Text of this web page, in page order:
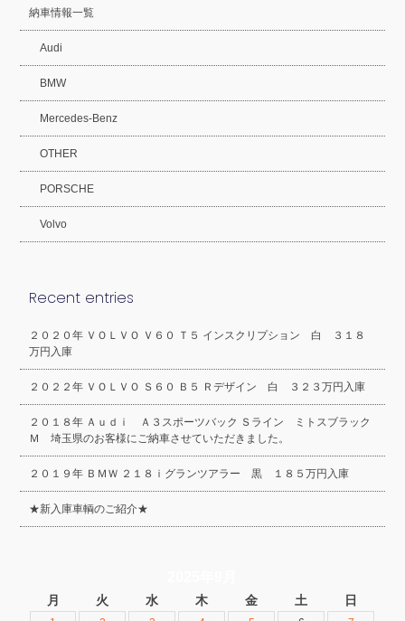
納車情報一覧
Audi
BMW
Mercedes-Benz
OTHER
PORSCHE
Volvo
Recent entries
２０２０年 ＶＯＬＶＯ Ｖ６０ Ｔ５ インスクリプション 白 ３１８
万円入庫
２０２２年 ＶＯＬＶＯ Ｓ６０ Ｂ５ Ｒデザイン 白 ３２３万円入庫
２０１８年 Ａｕｄｉ Ａ３スポーツバック Ｓライン ミトスブラック
Ｍ 埼玉県のお客様にご納車させていただきました。
２０１９年 ＢＭＷ ２１８ｉグランツアラー 黒 １８５万円入庫
★新入庫車輌のご紹介★
月 火 水 木 金 土 日